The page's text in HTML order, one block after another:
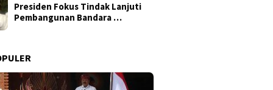
Presiden Fokus Tindak Lanjuti
Pembangunan Bandara …